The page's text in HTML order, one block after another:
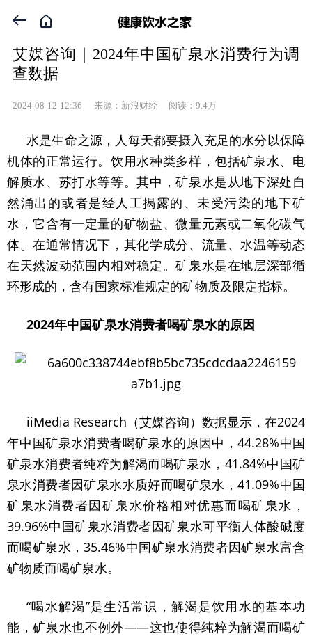


艾媒咨询｜2024年中国矿泉水消费行为调
查数据
2024-08-12 12:36 来源：新浪财经 阅读：9.4万
水是生命之源，人每天都要摄入充足的水分以保障
机体的正常运行。饮用水种类多样，包括矿泉水、电
解质水、苏打水等等。其中，矿泉水是从地下深处自
然涌出的或者是经人工揭露的、未受污染的地下矿
水，它含有一定量的矿物盐、微量元素或二氧化碳气
体。在通常情况下，其化学成分、流量、水温等动态
在天然波动范围内相对稳定。矿泉水是在地层深部循
环形成的，含有国家标准规定的矿物质及限定指标。
2024年中国矿泉水消费者喝矿泉水的原因
iiMedia Research（艾媒咨询）数据显示，在2024
年中国矿泉水消费者喝矿泉水的原因中，44.28%中国
矿泉水消费者纯粹为解渴而喝矿泉水，41.84%中国矿
泉水消费者因矿泉水水质好而喝矿泉水，41.09%中国
矿泉水消费者因矿泉水价格相对优惠而喝矿泉水，
39.96%中国矿泉水消费者因矿泉水可平衡人体酸碱度
而喝矿泉水，35.46%中国矿泉水消费者因矿泉水富含
矿物质而喝矿泉水。
“喝水解渴”是生活常识，解渴是饮用水的基本功
能，矿泉水也不例外——这也使得纯粹为解渴而喝矿